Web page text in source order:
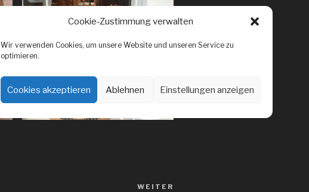
Cookie-Zustimmung verwalten
Wir verwenden Cookies, um unsere Website und unseren Service zu
optimieren.
Cookies akzeptieren Ablehnen Einstellungen anzeigen
WEITER